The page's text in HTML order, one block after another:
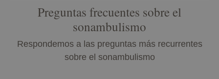
Preguntas frecuentes sobre el
sonambulismo
Respondemos a las preguntas más recurrentes
sobre el sonambulismo